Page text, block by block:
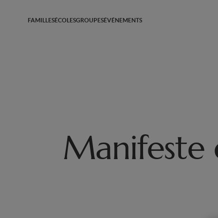
FAMILLESÉCOLESGROUPESÉVÉNEMENTS
Manifeste